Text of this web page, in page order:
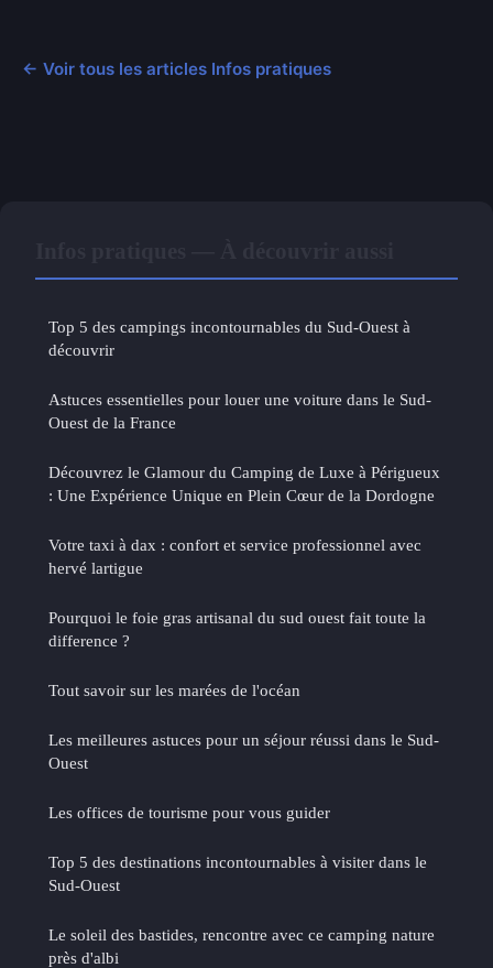
← Voir tous les articles Infos pratiques
Top 5 des campings incontournables du Sud-Ouest à
découvrir
Astuces essentielles pour louer une voiture dans le Sud-
Ouest de la France
Découvrez le Glamour du Camping de Luxe à Périgueux
: Une Expérience Unique en Plein Cœur de la Dordogne
Votre taxi à dax : confort et service professionnel avec
hervé lartigue
Pourquoi le foie gras artisanal du sud ouest fait toute la
difference ?
Tout savoir sur les marées de l'océan
Les meilleures astuces pour un séjour réussi dans le Sud-
Ouest
Les offices de tourisme pour vous guider
Top 5 des destinations incontournables à visiter dans le
Sud-Ouest
Le soleil des bastides, rencontre avec ce camping nature
près d'albi